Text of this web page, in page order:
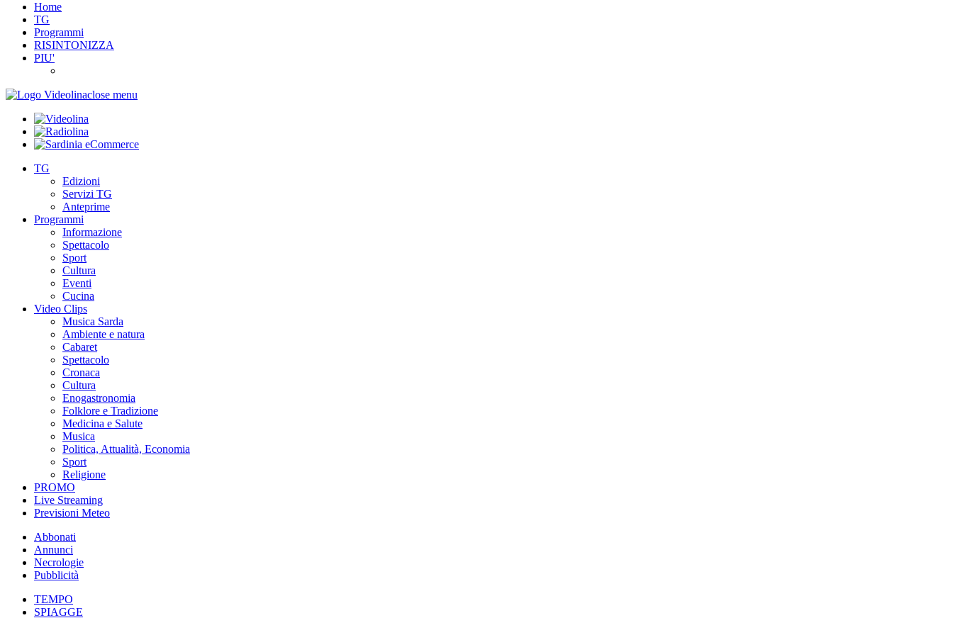
Home
TG
Programmi
RISINTONIZZA
PIU'
close menu
TG
Edizioni
Servizi TG
Anteprime
Programmi
Informazione
Spettacolo
Sport
Cultura
Eventi
Cucina
Video Clips
Musica Sarda
Ambiente e natura
Cabaret
Spettacolo
Cronaca
Cultura
Enogastronomia
Folklore e Tradizione
Medicina e Salute
Musica
Politica, Attualità, Economia
Sport
Religione
PROMO
Live Streaming
Previsioni Meteo
Abbonati
Annunci
Necrologie
Pubblicità
TEMPO
SPIAGGE